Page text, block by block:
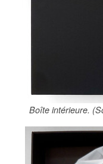
Boîte intérieure.